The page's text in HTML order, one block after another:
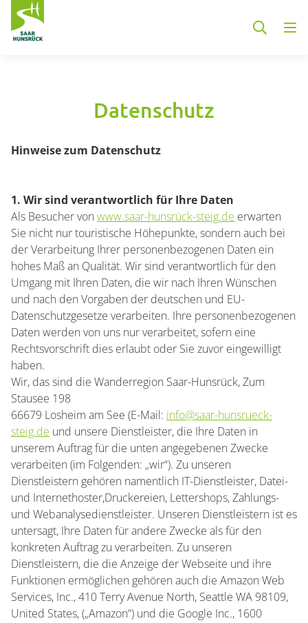
Datenschutz
Container
Hinweise zum Datenschutz
1. Wir sind verantwortlich für Ihre Daten
Als Besucher von www.saar-hunsrück-steig.de erwarten
Sie nicht nur touristische Höhepunkte, sondern auch bei
der Verarbeitung Ihrer personenbezogenen Daten ein
hohes Maß an Qualität. Wir sind verantwortlich für den
Umgang mit Ihren Daten, die wir nach Ihren Wünschen
und nach den Vorgaben der deutschen und EU-
Datenschutzgesetze verarbeiten. Ihre personenbezogenen
Daten werden von uns nur verarbeitet, sofern eine
Rechtsvorschrift dies erlaubt oder Sie zuvor eingewilligt
haben.
Wir, das sind die Wanderregion Saar-Hunsrück, Zum
Stausee 198
66679 Losheim am See (E-Mail: info@saar-hunsrueck-
steig.de und unsere Dienstleister, die Ihre Daten in
unserem Auftrag für die unten angegebenen Zwecke
verarbeiten (im Folgenden: „wir“). Zu unseren
Dienstleistern gehören namentlich IT-Dienstleister, Datei-
und Internethoster,Druckereien, Lettershops, Zahlungs-
und Webanalysedienstleister. Unseren Dienstleistern ist es
untersagt, Ihre Daten für andere Zwecke als für den
konkreten Auftrag zu verarbeiten. Zu unseren
Dienstleistern, die die Anzeige der Webseite und ihre
Funktionen ermöglichen gehören auch die Amazon Web
Services, Inc., 410 Terry Avenue North, Seattle WA 98109,
United States, („Amazon“) und die Google Inc., 1600